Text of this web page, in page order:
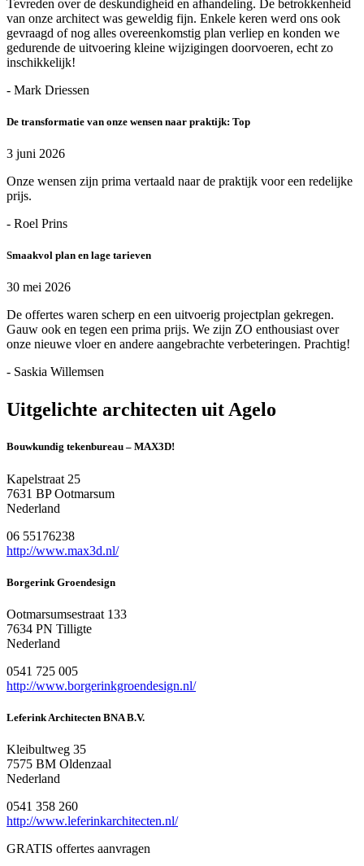
Tevreden over de deskundigheid en afhandeling. De betrokkenheid
van onze architect was geweldig fijn. Enkele keren werd ons ook
gevraagd of nog alles overeenkomstig plan verliep en konden we
gedurende de uitvoering kleine wijzigingen doorvoeren, echt zo
inschikkelijk!
- Mark Driessen
De transformatie van onze wensen naar praktijk: Top
3 juni 2026
Onze wensen zijn prima vertaald naar de praktijk voor een redelijke
prijs.
- Roel Prins
Smaakvol plan en lage tarieven
30 mei 2026
De offertes waren scherp en een uitvoerig projectplan gekregen.
Gauw ook en tegen een prima prijs. We zijn ZO enthousiast over
onze nieuwe vloer en andere aangebrachte verbeteringen. Prachtig!
- Saskia Willemsen
Uitgelichte architecten uit Agelo
Bouwkundig tekenbureau – MAX3D!
Kapelstraat 25
7631 BP Ootmarsum
Nederland
06 55176238
http://www.max3d.nl/
Borgerink Groendesign
Ootmarsumsestraat 133
7634 PN Tilligte
Nederland
0541 725 005
http://www.borgerinkgroendesign.nl/
Leferink Architecten BNA B.V.
Kleibultweg 35
7575 BM Oldenzaal
Nederland
0541 358 260
http://www.leferinkarchitecten.nl/
GRATIS offertes aanvragen